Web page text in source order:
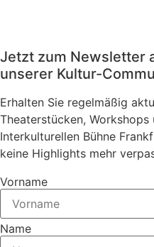
Jetzt zum Newsletter
unserer Kultur-
Erhalten Sie regelmäßig
Theaterstücken,
Interkulturellen Bühne
keine Highlights mehr
Vorname
Name